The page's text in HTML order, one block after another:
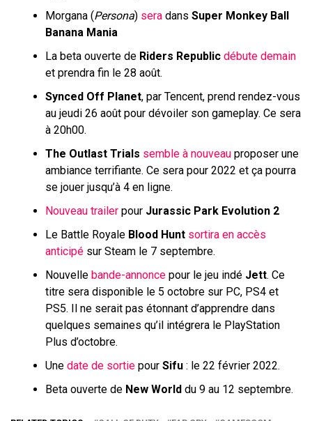
Morgana (Persona) sera dans Super Monkey Ball
Banana Mania
La beta ouverte de Riders Republic débute demain
et prendra fin le 28 août.
Synced Off Planet, par Tencent, prend rendez-vous
au jeudi 26 août pour dévoiler son gameplay. Ce sera
à 20h00.
The Outlast Trials semble à nouveau proposer une
ambiance terrifiante. Ce sera pour 2022 et ça pourra
se jouer jusqu’à 4 en ligne.
Nouveau trailer pour Jurassic Park Evolution 2
Le Battle Royale Blood Hunt sortira en accès
anticipé sur Steam le 7 septembre.
Nouvelle bande-annonce pour le jeu indé Jett. Ce
titre sera disponible le 5 octobre sur PC, PS4 et
PS5. Il ne serait pas étonnant d’apprendre dans
quelques semaines qu’il intégrera le PlayStation
Plus d’octobre.
Une date de sortie pour Sifu : le 22 février 2022.
Beta ouverte de New World du 9 au 12 septembre.